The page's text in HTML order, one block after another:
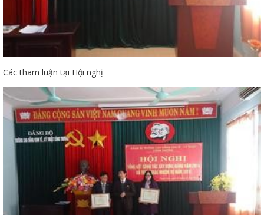
Các tham luận tại Hội nghị